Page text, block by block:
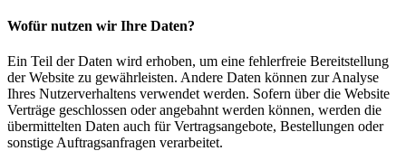
Wofür nutzen wir Ihre Daten?
Ein Teil der Daten wird erhoben, um eine fehlerfreie Bereitstellung
der Website zu gewährleisten. Andere Daten können zur Analyse
Ihres Nutzerverhaltens verwendet werden. Sofern über die Website
Verträge geschlossen oder angebahnt werden können, werden die
übermittelten Daten auch für Vertragsangebote, Bestellungen oder
sonstige Auftragsanfragen verarbeitet.